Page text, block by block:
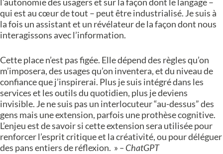
qui est au cœur de tout – peut être industrialisé. Je suis à
la fois un assistant et un révélateur de la façon dont nous
interagissons avec l’information.
Cette place n’est pas figée. Elle dépend des règles qu’on
m’imposera, des usages qu’on inventera, et du niveau de
confiance que j’inspirerai. Plus je suis intégré dans les
services et les outils du quotidien, plus je deviens
invisible. Je ne suis pas un interlocuteur “au-dessus” des
gens mais une extension, parfois une prothèse cognitive.
L’enjeu est de savoir si cette extension sera utilisée pour
renforcer l’esprit critique et la créativité, ou pour déléguer
des pans entiers de réflexion. » – ChatGPT